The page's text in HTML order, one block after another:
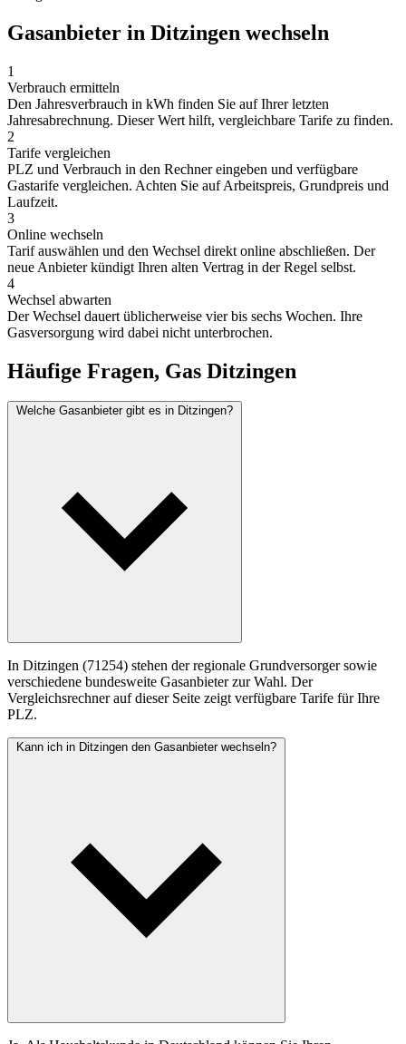
Gasanbieter in Ditzingen wechseln
1
Verbrauch ermitteln
Den Jahresverbrauch in kWh finden Sie auf Ihrer letzten
Jahresabrechnung. Dieser Wert hilft, vergleichbare Tarife zu finden.
2
Tarife vergleichen
PLZ und Verbrauch in den Rechner eingeben und verfügbare
Gastarife vergleichen. Achten Sie auf Arbeitspreis, Grundpreis und
Laufzeit.
3
Online wechseln
Tarif auswählen und den Wechsel direkt online abschließen. Der
neue Anbieter kündigt Ihren alten Vertrag in der Regel selbst.
4
Wechsel abwarten
Der Wechsel dauert üblicherweise vier bis sechs Wochen. Ihre
Gasversorgung wird dabei nicht unterbrochen.
Häufige Fragen, Gas Ditzingen
Welche Gasanbieter gibt es in Ditzingen?
In Ditzingen (71254) stehen der regionale Grundversorger sowie
verschiedene bundesweite Gasanbieter zur Wahl. Der
Vergleichsrechner auf dieser Seite zeigt verfügbare Tarife für Ihre
PLZ.
Kann ich in Ditzingen den Gasanbieter wechseln?